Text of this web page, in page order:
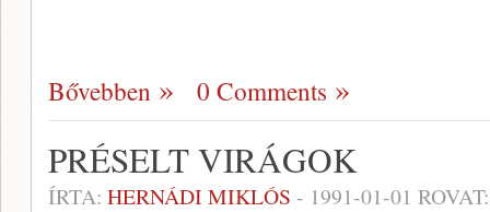
Bővebben 0 Comments
PRÉSELT VIRÁGOK
ÍRTA: HERNÁDI MIKLÓS - 1991-01-01